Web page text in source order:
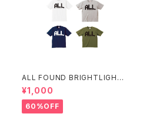
ALL FOUND BRIGHTLIGHT
S ALLT
¥1,000
60%OFF